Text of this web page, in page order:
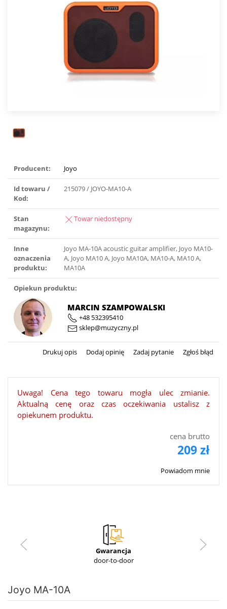
Producent: Joyo
Id towaru /
Kod:
215079 / JOYO-MA10-A
Stan
magazynu:
Towar niedostępny
Inne
oznaczenia
produktu:
Joyo MA-10A acoustic guitar amplifier, Joyo MA10-
A, Joyo MA10 A, Joyo MA10A, MA10-A, MA10 A,
MA10A
Opiekun produktu:
MARCIN SZAMPOWALSKI
+48 532395410
sklep@muzyczny.pl
Drukuj opis Dodaj opinię Zadaj pytanie Zgłoś błąd
Uwaga! Cena tego towaru mogła ulec zmianie.
Aktualną cenę oraz czas oczekiwania ustalisz z
opiekunem produktu.
cena brutto
209 zł
Powiadom mnie
Gwarancja
door-to-door
Joyo MA-10A